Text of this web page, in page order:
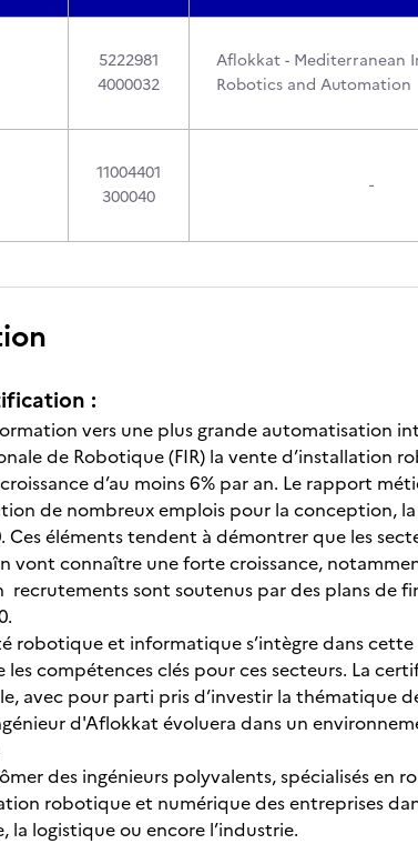
5222981
4000032
Aflokkat - Mediterranean
Robotics and Automation
11004401
300040
-
:
vers une plus grande automatisation
de Robotique (FIR) la vente d’installation
d’au moins 6% par an. Le rapport
de nombreux emplois pour la conception,
éléments tendent à démontrer que les
vont connaître une forte croissance,
recrutements sont soutenus par des plans de
robotique et informatique s’intègre dans
compétences clés pour ces secteurs. La
avec pour parti pris d’investir la thématique
d'Aflokkat évoluera dans un
des ingénieurs polyvalents, spécialisés en
robotique et numérique des entreprises
la logistique ou encore l’industrie.